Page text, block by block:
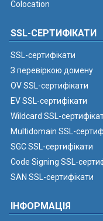
Colocation
SSL-СЕРТИФІКАТИ
SSL-сертифікати
З перевіркою домену
OV SSL-сертифікати
EV SSL-сертифікати
Wildcard SSL-
Multidomain SSL-
SGC SSL-сертифікати
Code Signing SSL-
SAN SSL-сертифікати
ІНФОРМАЦІЯ